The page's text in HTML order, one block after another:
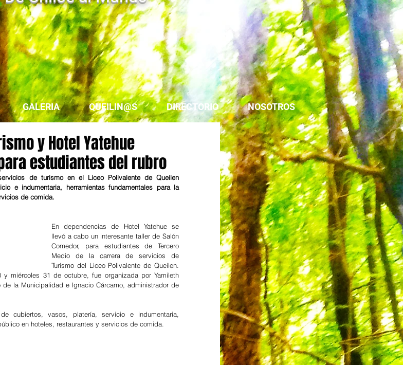
GALERIA QUEILIN@S DIRECTORIO NOSOTROS
y Hotel Yatehue
estudiantes del rubro
de turismo en el Liceo Polivalente de Queilen
e indumentaria, herramientas fundamentales para la
de comida.
En dependencias de Hotel Yatehue se
llevó a cabo un interesante taller de Salón
Comedor, para estudiantes de Tercero
Medio de la carrera de servicios de
Turismo del Liceo Polivalente de Queilen.
miércoles 31 de octubre, fue organizada por Yamileth
la Municipalidad e Ignacio Cárcamo, administrador de
cubiertos, vasos, platería, servicio e indumentaria,
en hoteles, restaurantes y servicios de comida.